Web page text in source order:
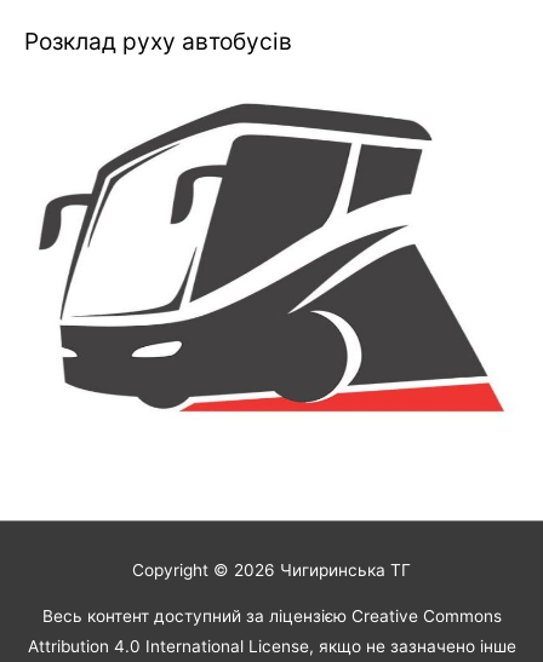
Розклад руху автобусів
Copyright © 2026 Чигиринська ТГ
Весь контент доступний за ліцензією Creative Commons
Attribution 4.0 International License, якщо не зазначено інше